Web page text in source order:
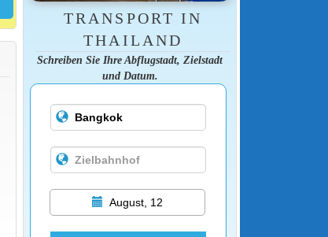
TRANSPORT IN
THAILAND
Schreiben Sie Ihre Abflugstadt, Zielstadt
und Datum.
August, 12